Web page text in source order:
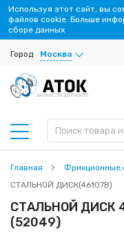
Город Москва
ЗАПЧАСТИ ДЛЯ АКПП
Главная
СТАЛЬНОЙ ДИСК(46107B)
СТАЛЬНОЙ ДИСК
(52049)
Используя этот сайт, вы
файлов cookie. Больше
сборе данных